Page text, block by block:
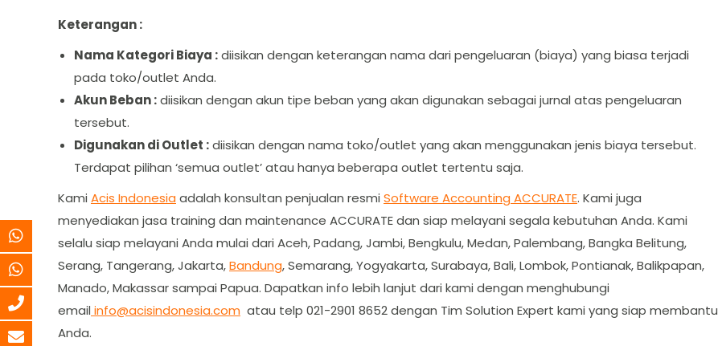
Keterangan :
Nama Kategori Biaya :diisikan dengan keterangan nama dari pengeluaran (biaya) yang biasa terjadi
pada toko/outlet Anda.
Akun Beban :diisikan dengan akun tipe beban yang akan digunakan sebagai jurnal atas pengeluaran
tersebut.
Digunakan di Outlet :diisikan dengan nama toko/outlet yang akan menggunakan jenis biaya tersebut.
Terdapat pilihan ‘semua outlet’ atau hanya beberapa outlet tertentu saja.
Kami Acis Indonesia adalah konsultan penjualan resmi Software Accounting ACCURATE. Kami juga
menyediakan jasa training dan maintenance ACCURATE dan siap melayani segala kebutuhan Anda. Kami
selalu siap melayani Anda mulai dari Aceh, Padang, Jambi, Bengkulu, Medan, Palembang, Bangka Belitung,
Serang, Tangerang, Jakarta,Bandung, Semarang, Yogyakarta, Surabaya, Bali, Lombok, Pontianak, Balikpapan,
Manado, Makassar sampai Papua. Dapatkan info lebih lanjut dari kami dengan menghubungi
email info@acisindonesia.com atau telp 021-2901 8652 dengan Tim Solution Expert kami yang siap membantu
Anda.